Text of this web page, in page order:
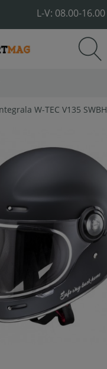
L-V: 08.00-16.00
W-TEC V135 SWBH